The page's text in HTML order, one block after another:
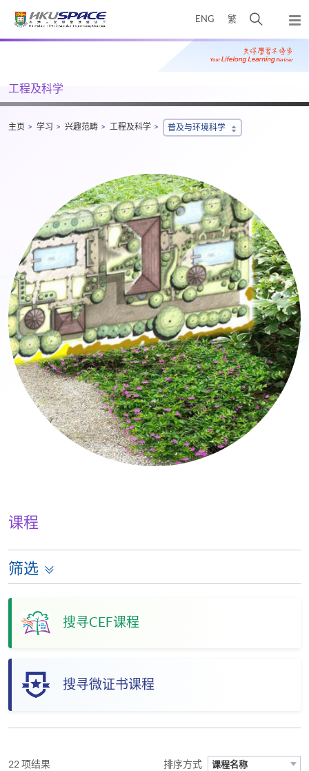
ENG 繁
开
搜
寻
面
弹
出
主
Main
工程及科学
主页 学习 兴趣范畴 工程及科学 普及与环境科学
课程
筛选
搜寻CEF课程
搜寻微证书课程
22 项结果 排序方式 课程名称